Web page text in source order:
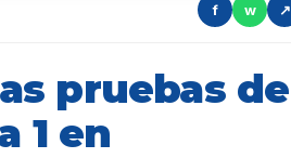
f w ↗
pruebas de
1 en